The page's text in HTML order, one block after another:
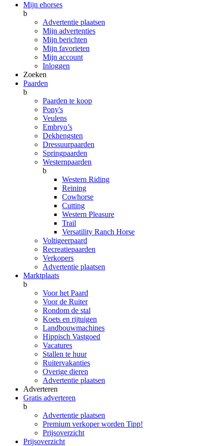
Mijn ehorses
b
Advertentie plaatsen
Mijn advertenties
Mijn berichten
Mijn favorieten
Mijn account
Inloggen
Zoeken
Paarden
b
Paarden te koop
Pony's
Veulens
Embryo’s
Dekhengsten
Dressuurpaarden
Springpaarden
Westernpaarden
b
Western Riding
Reining
Cowhorse
Cutting
Western Pleasure
Trail
Versatility Ranch Horse
Voltigeerpaard
Recreatiepaarden
Verkopers
Advertentie plaatsen
Marktplaats
b
Voor het Paard
Voor de Ruiter
Rondom de stal
Koets en rijtuigen
Landbouwmachines
Hippisch Vastgoed
Vacatures
Stallen te huur
Ruitervakanties
Overige dieren
Advertentie plaatsen
Adverteren
Gratis adverteren
b
Advertentie plaatsen
Premium verkoper worden Tipp!
Prijsoverzicht
Prijsoverzicht